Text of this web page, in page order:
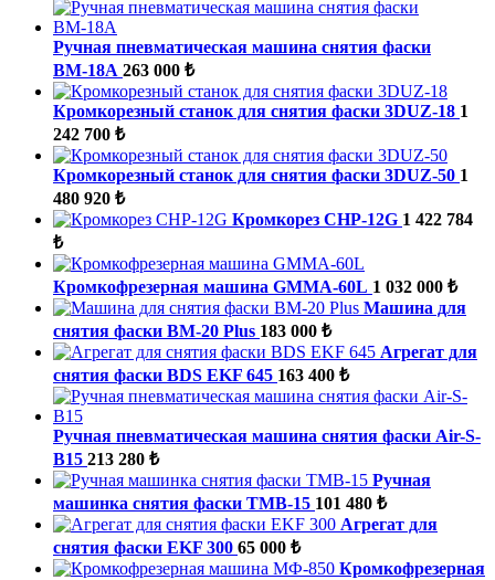
Ручная пневматическая машина снятия фаски
ВМ-18А 263 000 ₺
Кромкорезный станок для снятия фаски 3DUZ-18 1
242 700 ₺
Кромкорезный станок для снятия фаски 3DUZ-50 1
480 920 ₺
Кромкорез CHP-12G 1 422 784
₺
Кромкофрезерная машина GMMA-60L 1 032 000 ₺
Машина для
снятия фаски ВМ-20 Plus 183 000 ₺
Агрегат для
снятия фаски BDS EKF 645 163 400 ₺
Ручная пневматическая машина снятия фаски Air-S-
B15 213 280 ₺
Ручная
машинка снятия фаски ТМВ-15 101 480 ₺
Агрегат для
снятия фаски EKF 300 65 000 ₺
Кромкофрезерная